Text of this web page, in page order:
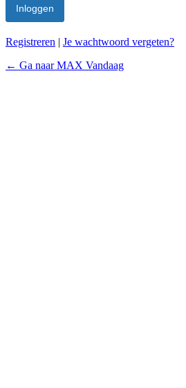
Registreren | Je wachtwoord vergeten?
← Ga naar MAX Vandaag